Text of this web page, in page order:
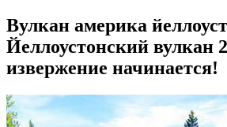
Вулкан америка
Йеллоустонский вулкан
извержение начинается!